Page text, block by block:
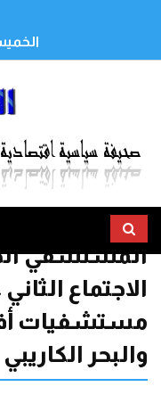
الخميس 6
المستشفي
الاجتماع
مستشفيات
والبحر الكاريبي